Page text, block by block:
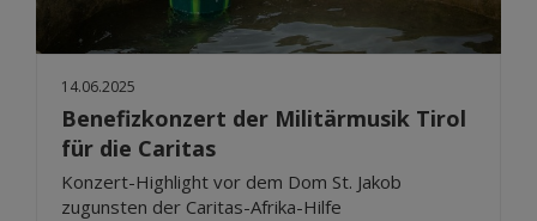
14.06.2025
Benefizkonzert der Militärmusik Tirol
für die Caritas
Konzert-Highlight vor dem Dom St. Jakob
zugunsten der Caritas-Afrika-Hilfe